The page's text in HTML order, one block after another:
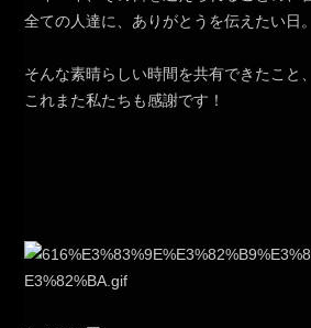
全ての人達に、ありがとうを伝えたい日。
そんな素晴らしい時間を共有できたこと、
これまた私たちも感謝です！